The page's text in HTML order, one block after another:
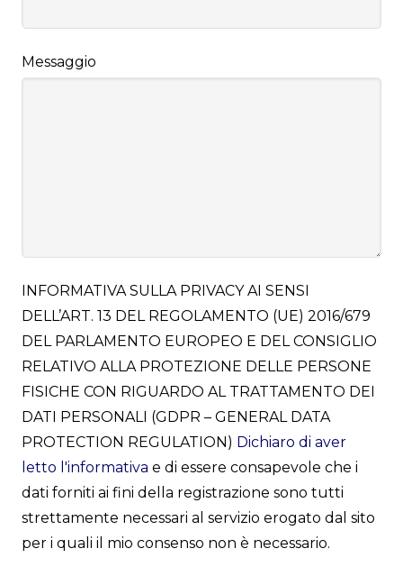
Messaggio
INFORMATIVA SULLA PRIVACY AI SENSI
DELL’ART. 13 DEL REGOLAMENTO (UE) 2016/679
DEL PARLAMENTO EUROPEO E DEL CONSIGLIO
RELATIVO ALLA PROTEZIONE DELLE PERSONE
FISICHE CON RIGUARDO AL TRATTAMENTO DEI
DATI PERSONALI (GDPR – GENERAL DATA
PROTECTION REGULATION) Dichiaro di aver
letto l'informativa e di essere consapevole che i
dati forniti ai fini della registrazione sono tutti
strettamente necessari al servizio erogato dal sito
per i quali il mio consenso non è necessario.